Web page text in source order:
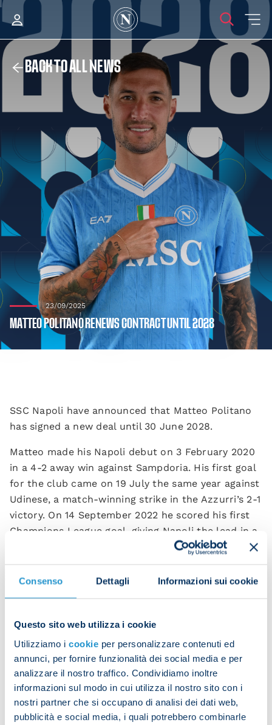
Consenso Dettagli Informazioni sui cookie
Questo sito web utilizza i cookie
Utilizziamo i cookie per personalizzare contenuti ed
annunci, per fornire funzionalità dei social media e per
analizzare il nostro traffico. Condividiamo inoltre
informazioni sul modo in cui utilizza il nostro sito con i
nostri partner che si occupano di analisi dei dati web,
pubblicità e social media, i quali potrebbero combinarle
BACK TO ALL NEWS
23/09/2025
MATTEO POLITANO RENEWS CONTRACT UNTIL 2028
SSC Napoli have announced that Matteo Politano
has signed a new deal until 30 June 2028.
Matteo made his Napoli debut on 3 February 2020
in a 4-2 away win against Sampdoria. His first goal
for the club came on 19 July the same year against
Udinese, a match-winning strike in the Azzurri’s 2-1
victory. On 14 September 2022 he scored his first
Champions League goal, giving Napoli the lead in a
3-0 victory away at Ibrox against Rangers.
Azzurri, scoring 34 goals and providing 35 assists.
with the club.
Congratulations, Matteo!